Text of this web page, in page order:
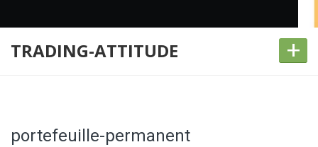
TRADING-ATTITUDE +
portefeuille-permanent